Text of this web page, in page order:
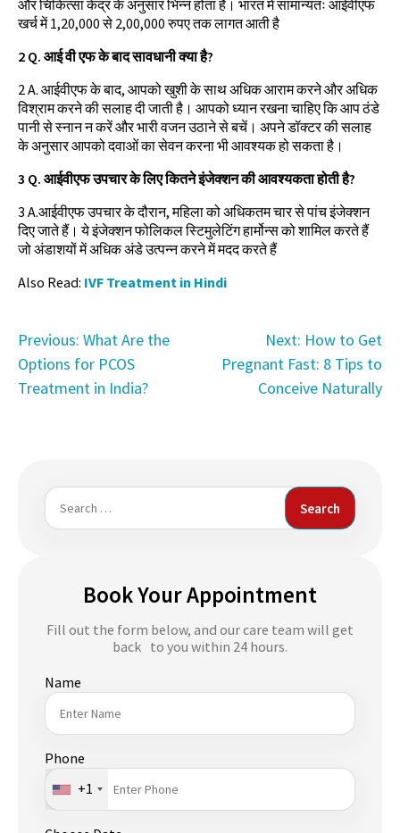
और चिकित्सा केंद्र के अनुसार भिन्न होता है। भारत में सामान्यतः आईवीएफ
खर्च में 1,20,000 से 2,00,000 रुपए तक लागत आती है
2 Q. आई वी एफ के बाद सावधानी क्या है?
2 A. आईवीएफ के बाद, आपको खुशी के साथ अधिक आराम करने और अधिक
विश्राम करने की सलाह दी जाती है। आपको ध्यान रखना चाहिए कि आप ठंडे
पानी से स्नान न करें और भारी वजन उठाने से बचें। अपने डॉक्टर की सलाह
के अनुसार आपको दवाओं का सेवन करना भी आवश्यक हो सकता है।
3 Q. आईवीएफ उपचार के लिए कितने इंजेक्शन की आवश्यकता होती है?
3 A.आईवीएफ उपचार के दौरान, महिला को अधिकतम चार से पांच इंजेक्शन
दिए जाते हैं। ये इंजेक्शन फोलिकल स्टिमुलेटिंग हार्मोन्स को शामिल करते हैं
जो अंडाशयों में अधिक अंडे उत्पन्न करने में मदद करते हैं
Also Read: IVF Treatment in Hindi
Post
navigation
Previous: What Are the
Options for PCOS
Treatment in India?
Next: How to Get
Pregnant Fast: 8 Tips to
Conceive Naturally
Search
for:
Book Your Appointment
Fill out the form below, and our care team will get
back to you within 24 hours.
Name
Phone
+1